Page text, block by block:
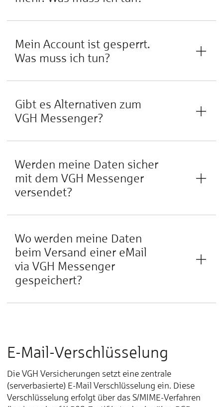
Mein Account ist gesperrt.
Was muss ich tun?
Gibt es Alternativen zum
VGH Messenger?
Werden meine Daten sicher
mit dem VGH Messenger
versendet?
Wo werden meine Daten
beim Versand einer eMail
via VGH Messenger
gespeichert?
E-Mail-Verschlüsselung
Die VGH Versicherungen setzt eine zentrale
(serverbasierte) E-Mail Verschlüsselung ein. Diese
Verschlüsselung erfolgt über das S/MIME-Verfahren